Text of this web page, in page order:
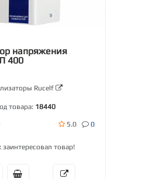
напряжения
400
Rucelf
товара: 18440
5.0 0
заинтересовал товар!